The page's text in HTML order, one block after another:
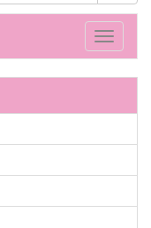
Toggle